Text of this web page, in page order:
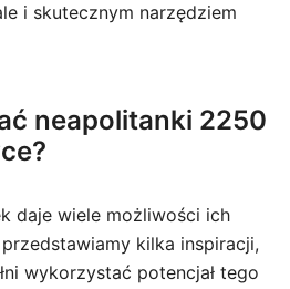
i skutecznym narzędziem
neapolitanki 2250
daje wiele możliwości ich
kilka inspiracji,
wykorzystać potencjał tego